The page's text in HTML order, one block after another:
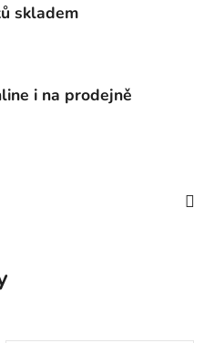
skladem
i na prodejně